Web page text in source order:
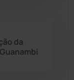
(156)
da